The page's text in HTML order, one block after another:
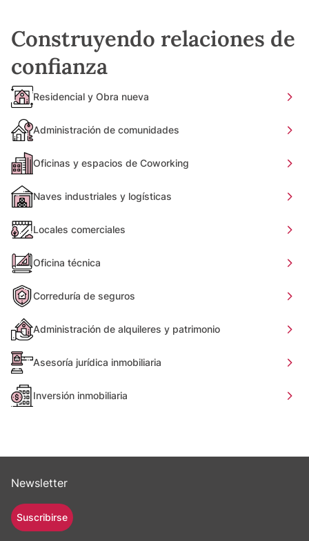
Construyendo relaciones de
confianza
Residencial y Obra nueva
Administración de comunidades
Oficinas y espacios de Coworking
Naves industriales y logísticas
Locales comerciales
Oficina técnica
Correduría de seguros
Administración de alquileres y patrimonio
Asesoría jurídica inmobiliaria
Inversión inmobiliaria
Newsletter
Suscribirse